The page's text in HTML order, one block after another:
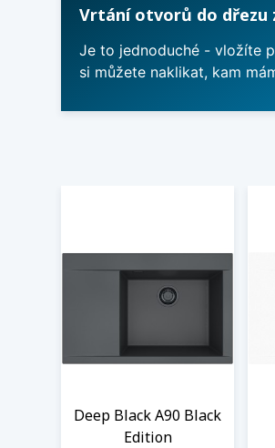
Vrtání otvorů do dřezu
Je to jednoduché - vložíte
si můžete naklikat, kam
Deep Black A90 Black
Edition